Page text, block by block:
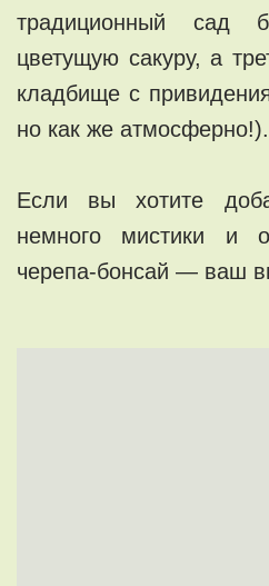
традиционный сад
цветущую сакуру, а
кладбище с
но как же атмосферно!).
Если вы хотите
немного мистики и
черепа-бонсай — ваш